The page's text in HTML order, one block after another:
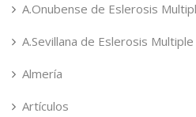
A.Onubense de Eslerosis
A.Sevillana de Eslerosis Multiple
Almería
Artículos